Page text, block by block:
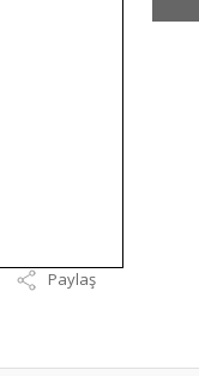
Paylaş